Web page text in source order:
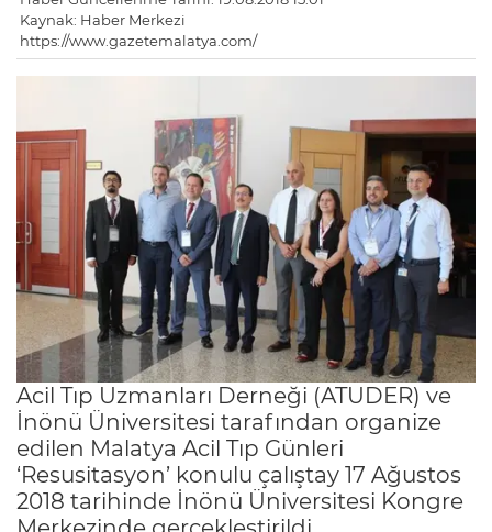
Kaynak: Haber Merkezi
https://www.gazetemalatya.com/
Acil Tıp Uzmanları Derneği (ATUDER) ve
İnönü Üniversitesi tarafından organize
edilen Malatya Acil Tıp Günleri
‘Resusitasyon’ konulu çalıştay 17 Ağustos
2018 tarihinde İnönü Üniversitesi Kongre